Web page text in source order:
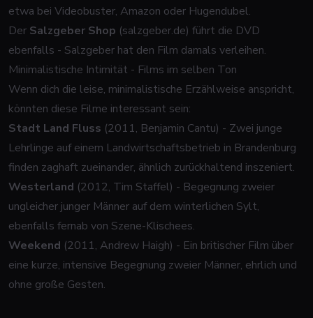
etwa bei Videobuster, Amazon oder Hugendubel.
Der Salzgeber Shop (salzgeber.de) führt die DVD
ebenfalls - Salzgeber hat den Film damals verleihen.
Minimalistische Intimität - Films im selben Ton
Wenn dich die leise, minimalistische Erzählweise anspricht,
könnten diese Filme interessant sein:
Stadt Land Fluss (2011, Benjamin Cantu) - Zwei junge
Lehrlinge auf einem Landwirtschaftsbetrieb in Brandenburg
finden zaghaft zueinander, ähnlich zurückhaltend inszeniert.
Westerland (2012, Tim Staffel) - Begegnung zweier
ungleicher junger Männer auf dem winterlichen Sylt,
ebenfalls fernab von Szene-Klischees.
Weekend (2011, Andrew Haigh) - Ein britischer Film über
eine kurze, intensive Begegnung zweier Männer, ehrlich und
ohne große Gesten.